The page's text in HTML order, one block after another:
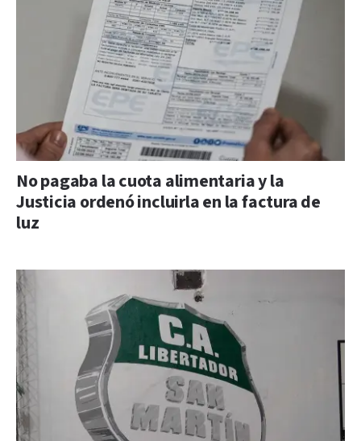
No pagaba la cuota alimentaria y la
Justicia ordenó incluirla en la factura de
luz